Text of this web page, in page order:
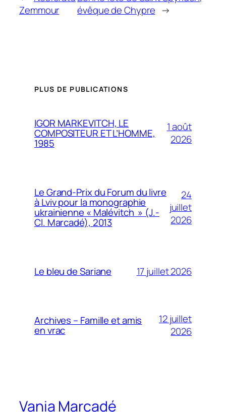
Zemmour
évêque de Chypre →
PLUS DE PUBLICATIONS
IGOR MARKEVITCH, LE
COMPOSITEUR ET L’HOMME,
1985
1 août
2026
Le Grand-Prix du Forum du livre
à Lviv pour la monographie
ukrainienne « Malévitch » (J.-
Cl. Marcadé), 2013
24
juillet
2026
Le bleu de Sariane 17 juillet 2026
Archives – Famille et amis
en vrac
12 juillet
2026
Vania Marcadé